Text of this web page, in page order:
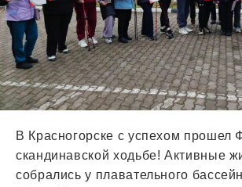
В Красногорске с успехом прошел
скандинавской ходьбе! Активные
собрались у плавательного